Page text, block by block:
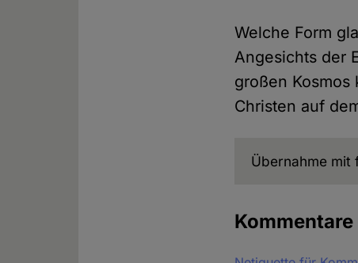
Welche Form
Angesichts der
großen Kosmos
Christen auf
Übernahme mit
Kommentare